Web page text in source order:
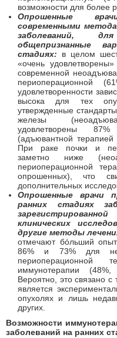
возможности для более
Опрошенные
современными
заболеваний,
общепризнанные
стадиях: в целом
«очень
современной
периоперационной
удовлетворенности
высока для тех
утвержденные
железы
удовлетворены
(адъювантной
При раке почки и
заметно ниже
периоперационной
опрошенных), что
дополнительных
Опрошенные врачи
ранних стадиях
клинических
другие методы
отмечают бόльший
86% и 73% для
периоперационной
иммунотерапии
Вероятно, это связано
является
опухолях и лишь
других.
Возможности
заболеваний на ранних